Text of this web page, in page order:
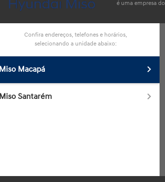
é uma empresa do
Confira endereços, telefones e horários,
selecionando a unidade abaixo:
Miso Macapá
Miso Santarém